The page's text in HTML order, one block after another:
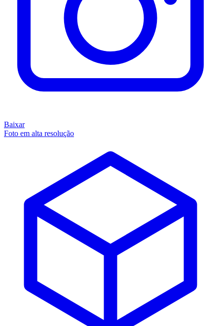
Baixar
Foto em alta resolução